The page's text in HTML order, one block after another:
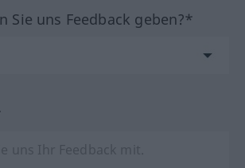
Sie uns Feedback geben?*